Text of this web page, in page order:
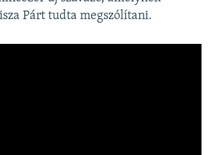
Párt tudta megszólítani.